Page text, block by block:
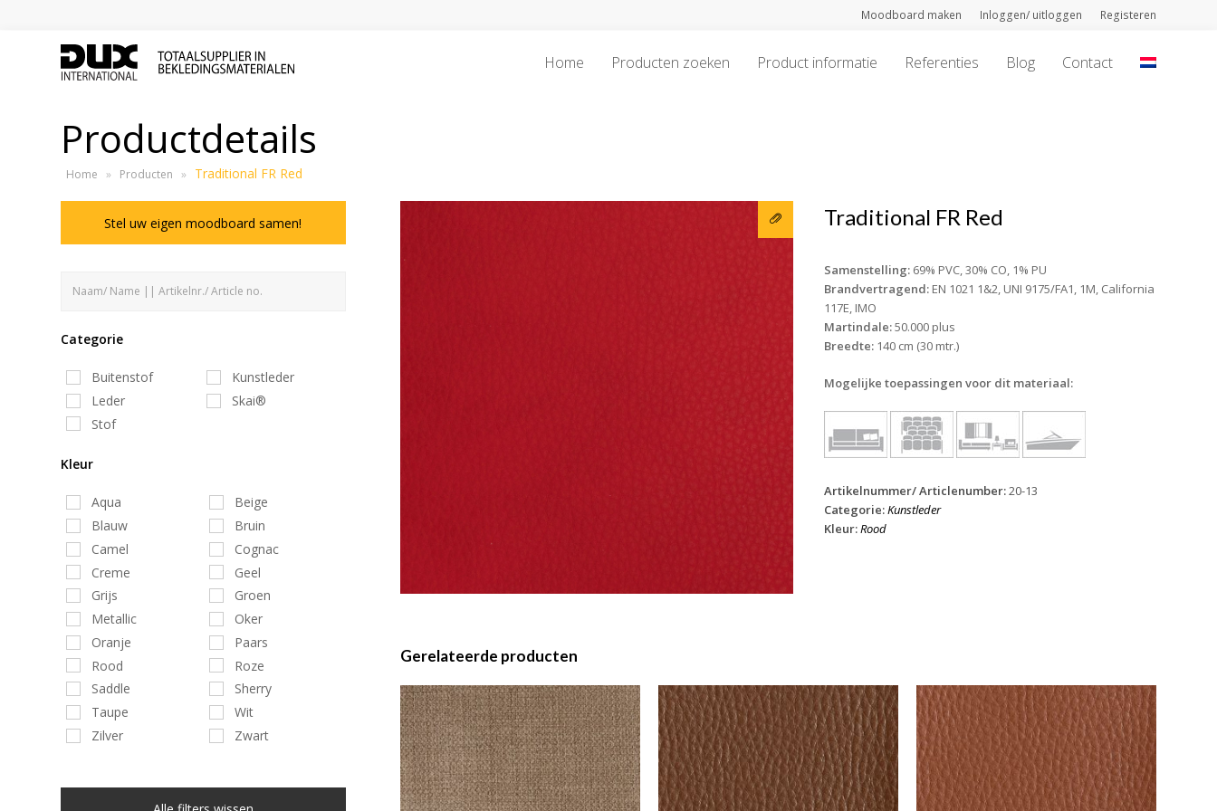
Moodboard maken Inloggen/ uitloggen Registeren
Home Producten zoeken Product informatie Referenties Blog Contact
Productdetails
Home » Producten » Traditional FR Red
Stel uw eigen moodboard samen!
Categorie
Buitenstof
Kunstleder
Leder
Skai®
Stof
Kleur
Aqua
Beige
Blauw
Bruin
Camel
Cognac
Creme
Geel
Grijs
Groen
Metallic
Oker
Oranje
Paars
Rood
Roze
Saddle
Sherry
Taupe
Wit
Zilver
Zwart
Traditional FR Red
Samenstelling:69% PVC, 30% CO, 1% PU
Brandvertragend:EN 1021 1&2, UNI 9175/FA1, 1M, California
117E, IMO
Martindale:50.000 plus
Breedte:140 cm (30 mtr.)
Mogelijke toepassingen voor dit materiaal:
Artikelnummer/ Articlenumber:20-13
Categorie:Kunstleder
Kleur:Rood
Gerelateerde producten